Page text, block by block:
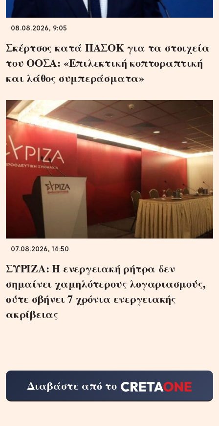
08.08.2026, 9:05
Σκέρτσος κατά ΠΑΣΟΚ για τα στοιχεία
του ΟΟΣΑ: «Επιλεκτική κοπτοραπτική
και λάθος συμπεράσματα»
07.08.2026, 14:50
ΣΥΡΙΖΑ: Η ενεργειακή ρήτρα δεν
σημαίνει χαμηλότερους λογαριασμούς,
ούτε σβήνει 7 χρόνια ενεργειακής
ακρίβειας
Διαβάστε από το